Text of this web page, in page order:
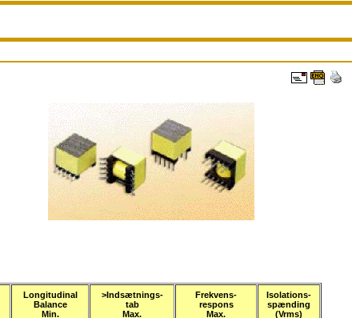
Longitudinal
Balance
Min.
>Indsætnings-
tab
Max.
Frekvens-
respons
Max.
Isolations-
spænding
(Vrms)